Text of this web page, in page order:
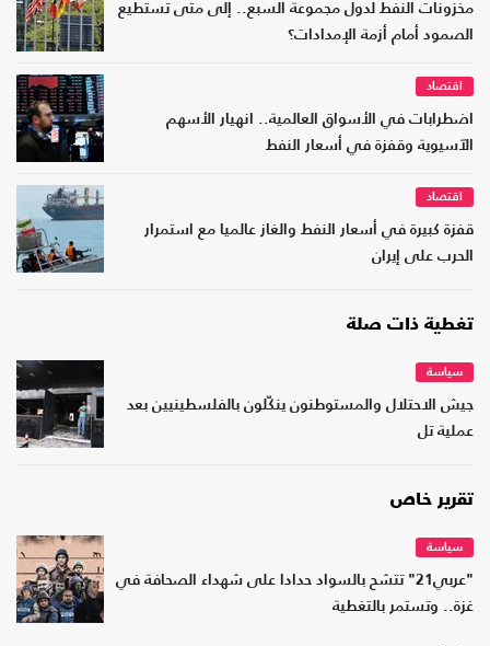
مخزونات النفط لدول مجموعة السبع.. إلى متى تستطيع
الصمود أمام أزمة الإمدادات؟
اقتصاد
اضطرابات في الأسواق العالمية.. انهيار الأسهم
الآسيوية وقفزة في أسعار النفط
اقتصاد
قفزة كبيرة في أسعار النفط والغاز عالميا مع استمرار
الحرب على إيران
تغطية ذات صلة
سياسة
جيش الاحتلال والمستوطنون ينكّلون بالفلسطينيين بعد
عملية تل
تقرير خاص
سياسة
"عربي21" تتشح بالسواد حدادا على شهداء الصحافة في
غزة.. وتستمر بالتغطية